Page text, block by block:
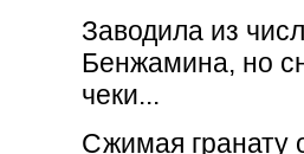
Заводила из
Бенжамина, но
чеки...
Сжимая гранату